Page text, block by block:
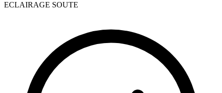
ECLAIRAGE SOUTE